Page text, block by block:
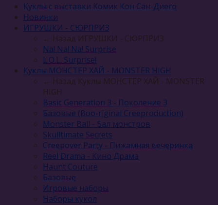
Куклы с выставки Комик Кон Сан-Диего
Новинки
ИГРУШКИ - СЮРПРИЗ
← Назад ИГРУШКИ - СЮРПРИЗ
Na! Na! Na! Surprise
L.O.L. Surprise!
Куклы МОНСТЕР ХАЙ - MONSTER HIGH
← Назад Куклы МОНСТЕР ХАЙ - MONSTER
HIGH
Basic Generation 3 - Поколение 3
Базовые (Boo-riginal Creeproduction)
Monster Ball - Бал монстров
Skulltimate Secrets
Creepover Party - Пижамная вечеринка
Reel Drama - Кино Драма
Haunt Couture
Базовые
Игровые наборы
Наборы кукол